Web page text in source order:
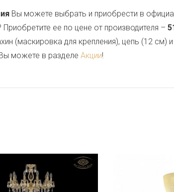
Вы можете выбрать и приобрести в
Приобретите ее по цене от производителя –
(маскировка для крепления), цепь (12 см)
можете в разделе Акции!